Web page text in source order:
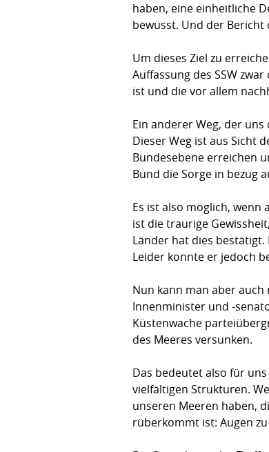
haben, eine einheitliche
bewusst. Und der
Um dieses Ziel zu
Auffassung des SSW
ist und die vor allem
Ein anderer Weg, der
Dieser Weg ist aus Sicht
Bundesebene erreichen
Bund die Sorge in bezug
Es ist also möglich,
ist die traurige
Länder hat dies
Leider konnte er jedoch
Nun kann man aber
Innenminister und -
Küstenwache
des Meeres versunken.
Das bedeutet also für
vielfältigen Strukturen.
unseren Meeren haben,
rüberkommt ist: Augen